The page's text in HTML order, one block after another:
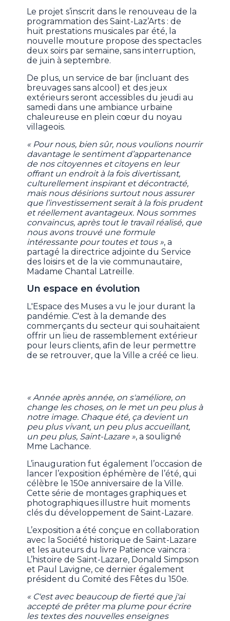
Le projet s’inscrit dans le renouveau de la
programmation des Saint-Laz’Arts : de
huit prestations musicales par été, la
nouvelle mouture propose des spectacles
deux soirs par semaine, sans interruption,
de juin à septembre.
De plus, un service de bar (incluant des
breuvages sans alcool) et des jeux
extérieurs seront accessibles du jeudi au
samedi dans une ambiance urbaine
chaleureuse en plein cœur du noyau
villageois.
« Pour nous, bien sûr, nous voulions nourrir
davantage le sentiment d’appartenance
de nos citoyennes et citoyens en leur
offrant un endroit à la fois divertissant,
culturellement inspirant et décontracté,
mais nous désirions surtout nous assurer
que l’investissement serait à la fois prudent
et réellement avantageux. Nous sommes
convaincus, après tout le travail réalisé, que
nous avons trouvé une formule
intéressante pour toutes et tous », a
partagé la directrice adjointe du Service
des loisirs et de la vie communautaire,
Madame Chantal Latreille.
Un espace en évolution
L'Espace des Muses a vu le jour durant la
pandémie. C'est à la demande des
commerçants du secteur qui souhaitaient
offrir un lieu de rassemblement extérieur
pour leurs clients, afin de leur permettre
de se retrouver, que la Ville a créé ce lieu.
« Année après année, on s'améliore, on
change les choses, on le met un peu plus à
notre image. Chaque été, ça devient un
peu plus vivant, un peu plus accueillant,
un peu plus, Saint-Lazare », a souligné
Mme Lachance.
L’inauguration fut également l’occasion de
lancer l’exposition éphémère de l’été, qui
célèbre le 150e anniversaire de la Ville.
Cette série de montages graphiques et
photographiques illustre huit moments
clés du développement de Saint-Lazare.
L’exposition a été conçue en collaboration
avec la Société historique de Saint-Lazare
et les auteurs du livre Patience vaincra :
L’histoire de Saint-Lazare, Donald Simpson
et Paul Lavigne, ce dernier également
président du Comité des Fêtes du 150e.
« C'est avec beaucoup de fierté que j'ai
accepté de prêter ma plume pour écrire
les textes des nouvelles enseignes